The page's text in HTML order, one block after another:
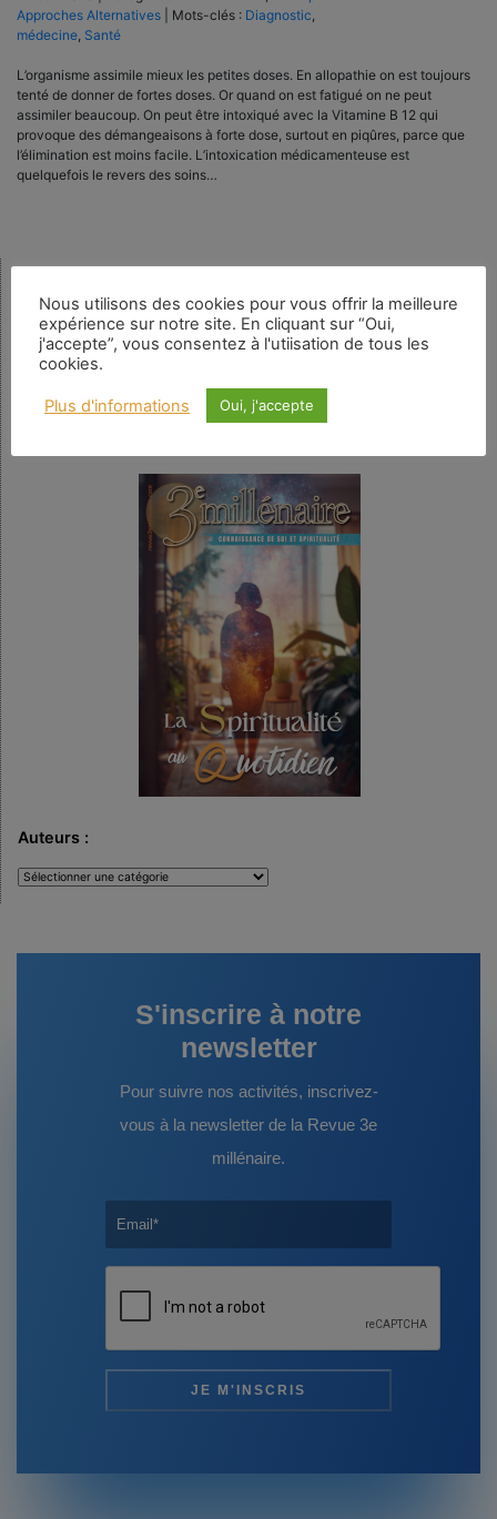
Approches Alternatives
Mots-clés : Diagnostic
médecine Santé
L’organisme assimile mieux les petites doses. En allopathie on est toujours
tenté de donner de fortes doses. Or quand on est fatigué on ne peut
assimiler beaucoup. On peut être intoxiqué avec la Vitamine B 12 qui
provoque des démangeaisons à forte dose, surtout en piqûres, parce que
l’élimination est moins facile. L’intoxication médicamenteuse est
quelquefois le revers des soins…
Rechercher
Numéro en cours
Auteurs :
Auteurs
:
S'inscrire à notre
newsletter
Pour suivre nos activités, inscrivez-
vous à la newsletter de la Revue 3e
millénaire.
Nous utilisons des cookies pour vous offrir la meilleure
expérience sur notre site. En cliquant sur “Oui,
j'accepte”, vous consentez à l'utiisation de tous les
cookies.
Plus d'informations Oui, j'accepte